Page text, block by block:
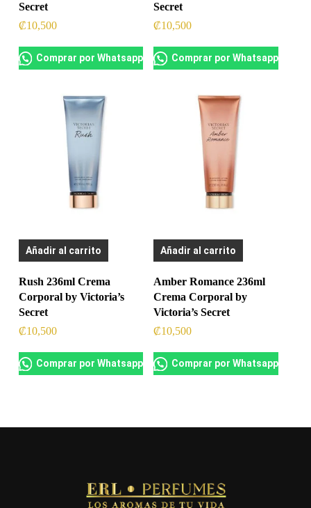
Secret
₡10,500
Comprar por Whatsapp
Secret
₡10,500
Comprar por Whatsapp
Añadir al carrito
Rush 236ml Crema
Corporal by Victoria’s
Secret
₡10,500
Comprar por Whatsapp
Añadir al carrito
Amber Romance 236ml
Crema Corporal by
Victoria’s Secret
₡10,500
Comprar por Whatsapp